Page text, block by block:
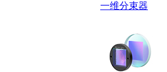
一维分束器